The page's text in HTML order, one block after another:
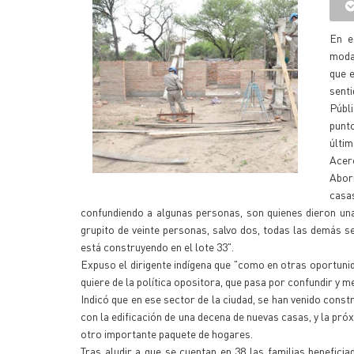
En
que
confundiendo a algunas personas, son quienes dieron
grupito de veinte personas, salvo dos, todas las demás
está construyendo en el lote 33".
Expuso el dirigente indígena que "como en otras
quiere de la política opositora, que pasa por confundir y
Indicó que en ese sector de la ciudad, se han venido
con la edificación de una decena de nuevas casas, y la
otro importante paquete de hogares.
Tras aludir a que se cuentan en 38 las familias